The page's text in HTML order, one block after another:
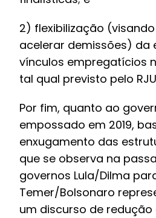
2) flexibilização
acelerar demissões) da
vínculos empregatícios
tal qual previsto pelo
Por fim, quanto ao
empossado em 2019,
enxugamento das
que se observa na
governos Lula/Dilma
Temer/Bolsonaro
um discurso de